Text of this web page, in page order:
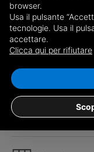
Independent
258, Petralia
browser.
Usa il pulsante
tecnologie. Usa il
accettare.
Clicca qui per rifiutare